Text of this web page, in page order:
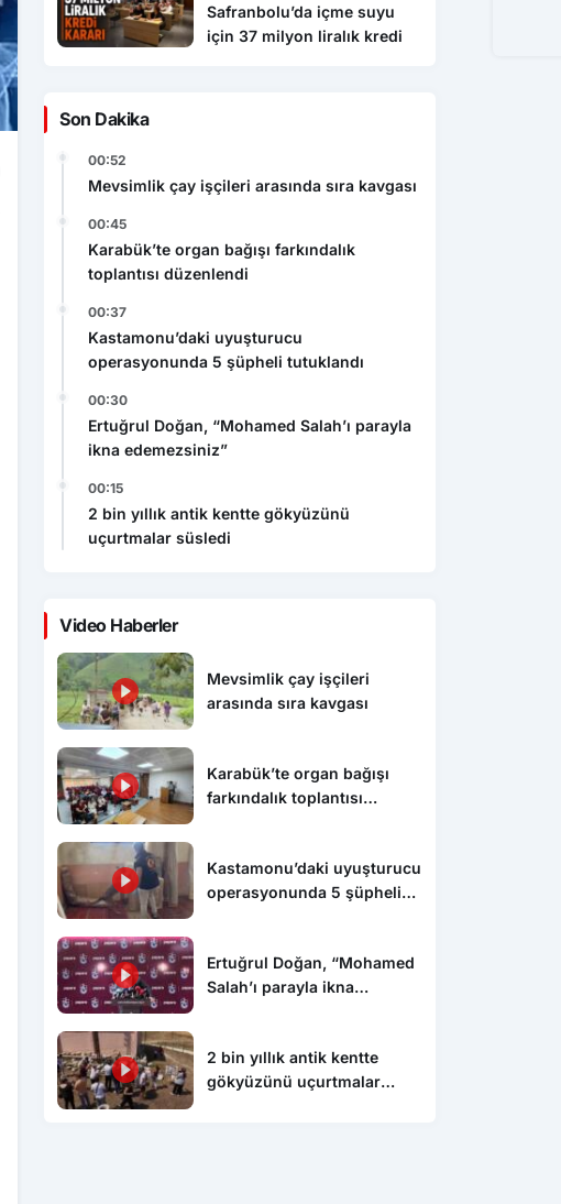
Safranbolu’da içme suyu
için 37 milyon liralık kredi
Son Dakika
00:52
Mevsimlik çay işçileri arasında sıra kavgası
00:45
Karabük’te organ bağışı farkındalık
toplantısı düzenlendi
00:37
Kastamonu’daki uyuşturucu
operasyonunda 5 şüpheli tutuklandı
00:30
Ertuğrul Doğan, “Mohamed Salah’ı parayla
ikna edemezsiniz”
00:15
2 bin yıllık antik kentte gökyüzünü
uçurtmalar süsledi
Video Haberler
Mevsimlik çay işçileri
arasında sıra kavgası
Karabük’te organ bağışı
farkındalık toplantısı
Kastamonu’daki uyuşturucu
operasyonunda 5 şüpheli
Ertuğrul Doğan, “Mohamed
Salah’ı parayla ikna
2 bin yıllık antik kentte
gökyüzünü uçurtmalar